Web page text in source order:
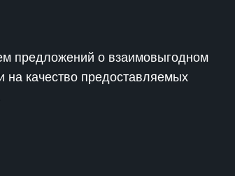
предложений о взаимовыгодном
на качество предоставляемых